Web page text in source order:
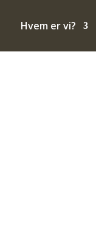
Hvem er vi?